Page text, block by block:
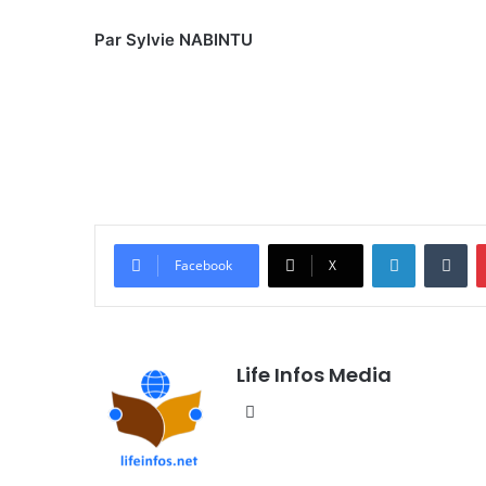
Par Sylvie NABINTU
Facebook X
Life Infos Media